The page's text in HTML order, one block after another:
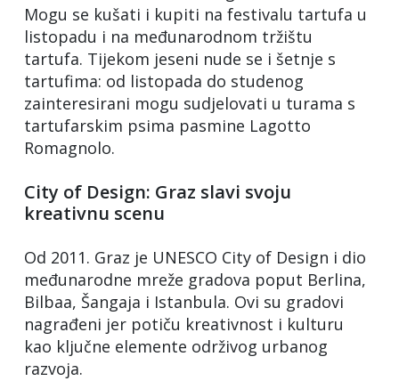
Mogu se kušati i kupiti na festivalu tartufa u
listopadu i na međunarodnom tržištu
tartufa. Tijekom jeseni nude se i šetnje s
tartufima: od listopada do studenog
zainteresirani mogu sudjelovati u turama s
tartufarskim psima pasmine Lagotto
Romagnolo.
City of Design: Graz slavi svoju
kreativnu scenu
Od 2011. Graz je UNESCO City of Design i dio
međunarodne mreže gradova poput Berlina,
Bilbaa, Šangaja i Istanbula. Ovi su gradovi
nagrađeni jer potiču kreativnost i kulturu
kao ključne elemente održivog urbanog
razvoja.